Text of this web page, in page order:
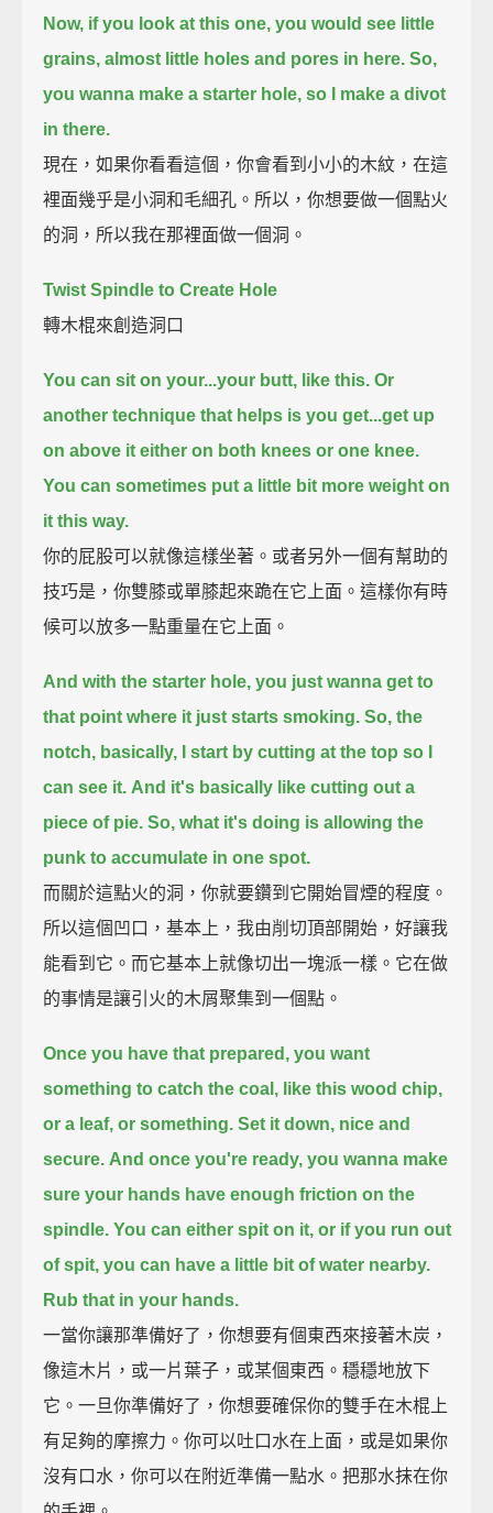
Now, if you look at this one, you would see little
grains, almost little holes and pores in here. So,
you wanna make a starter hole, so I make a divot
in there.
現在，如果你看看這個，你會看到小小的木紋，在這
裡面幾乎是小洞和毛細孔。所以，你想要做一個點火
的洞，所以我在那裡面做一個洞。
Twist Spindle to Create Hole
轉木棍來創造洞口
You can sit on your...your butt, like this. Or
another technique that helps is you get...get up
on above it either on both knees or one knee.
You can sometimes put a little bit more weight on
it this way.
你的屁股可以就像這樣坐著。或者另外一個有幫助的
技巧是，你雙膝或單膝起來跪在它上面。這樣你有時
候可以放多一點重量在它上面。
And with the starter hole, you just wanna get to
that point where it just starts smoking. So, the
notch, basically, I start by cutting at the top so I
can see it. And it's basically like cutting out a
piece of pie. So, what it's doing is allowing the
punk to accumulate in one spot.
而關於這點火的洞，你就要鑽到它開始冒煙的程度。
所以這個凹口，基本上，我由削切頂部開始，好讓我
能看到它。而它基本上就像切出一塊派一樣。它在做
的事情是讓引火的木屑聚集到一個點。
Once you have that prepared, you want
something to catch the coal, like this wood chip,
or a leaf, or something. Set it down, nice and
secure. And once you're ready, you wanna make
sure your hands have enough friction on the
spindle. You can either spit on it, or if you run out
of spit, you can have a little bit of water nearby.
Rub that in your hands.
一當你讓那準備好了，你想要有個東西來接著木炭，
像這木片，或一片葉子，或某個東西。穩穩地放下
它。一旦你準備好了，你想要確保你的雙手在木棍上
有足夠的摩擦力。你可以吐口水在上面，或是如果你
沒有口水，你可以在附近準備一點水。把那水抹在你